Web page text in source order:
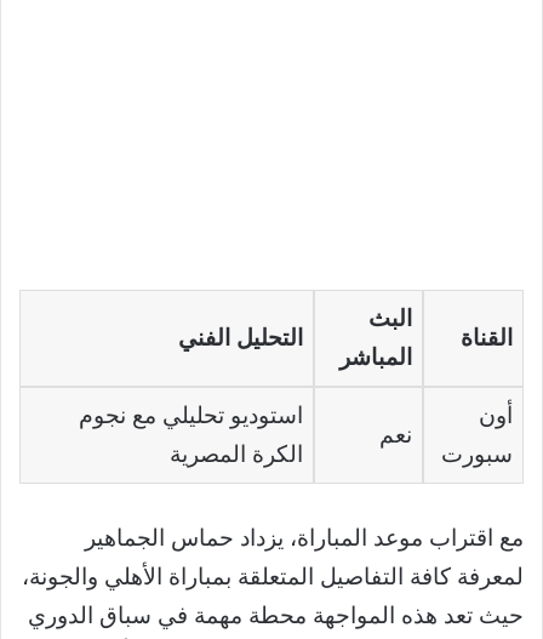
القناة
البث
المباشر
التحليل الفني
أون
سبورت
نعم
استوديو تحليلي مع نجوم
الكرة المصرية
مع اقتراب موعد المباراة، يزداد حماس الجماهير
لمعرفة كافة التفاصيل المتعلقة بمباراة الأهلي والجونة،
حيث تعد هذه المواجهة محطة مهمة في سباق الدوري